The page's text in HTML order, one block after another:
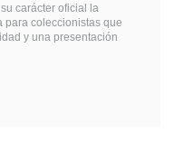
carácter oficial la
para coleccionistas que
y una presentación